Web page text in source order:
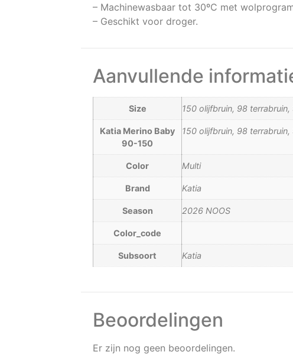
– Machinewasbaar tot 30ºC met
– Geschikt voor droger.
Aanvullende
Size 150 olijfbruin, 98 terrabruin,
Katia Merino Baby
90-150
150 olijfbruin, 98 terrabruin,
Color Multi
Brand Katia
Season 2026 NOOS
Color_code
Subsoort Katia
Beoordelingen
Er zijn nog geen beoordelingen.